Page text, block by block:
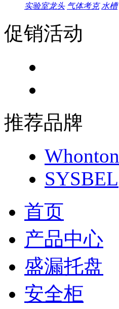
实验室龙头 气体考克 水槽
促销活动
推荐品牌
Whonton
SYSBEL
首页
产品中心
盛漏托盘
安全柜